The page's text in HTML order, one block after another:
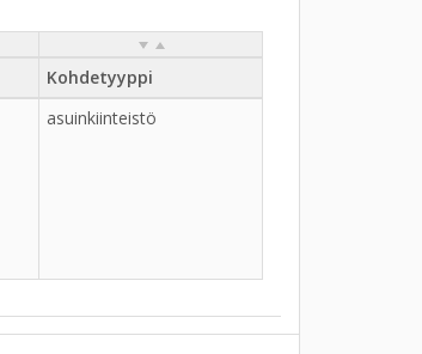
Kohdetyyppi
asuinkiinteistö